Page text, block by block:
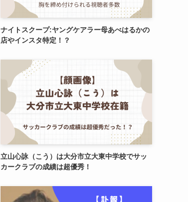
ナイトスクープ:ヤングケアラー母あべはるかの
店やインスタ特定！？
立山心詠（こう）は大分市立大東中学校でサッ
カークラブの成績は超優秀！